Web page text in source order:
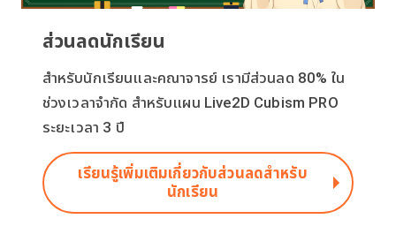
ส่วนลดนักเรียน
สำหรับนักเรียนและคณาจารย์ เรามีส่วนลด 80% ใน
ช่วงเวลาจำกัด สำหรับแผน Live2D Cubism PRO
ระยะเวลา 3 ปี
เรียนรู้เพิ่มเติมเกี่ยวกับส่วนลดสำหรับ
นักเรียน